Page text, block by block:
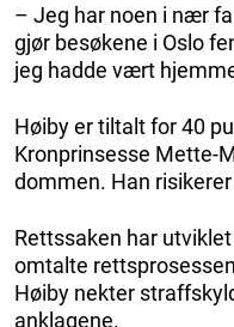
– Jeg har noen i nær
gjør besøkene i Oslo
jeg hadde vært
Høiby er tiltalt for 40
Kronprinsesse Mette-
dommen. Han
Rettssaken har
omtalte
Høiby nekter
anklagene.